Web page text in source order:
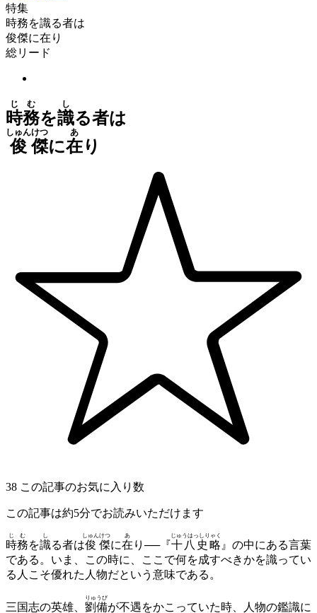
特集
時務を識る者は
俊傑に在り
総リード
時
じ
務
む
を識
し
る者は
俊
しゅん
傑
けつ
に在
あ
り
38 この記事のお気に入り数
この記事は約5分でお読みいただけます
時
じ
務
む
を識
し
る者は俊
しゅん
傑
けつ
に在
あ
り──『十八史略
じゅうはっしりゃく
』の中にある言葉
である。いま、この時に、ここで何を成すべきかを識ってい
る人こそ優れた人物だという意味である。
三国志の英雄、 劉備
りゅうび
が不遇をかこっていた時、人物の鑑識に